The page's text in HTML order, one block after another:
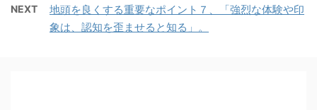
NEXT
地頭を良くする重要なポイント７、「強烈な体験や印
象は、認知を歪ませると知る」。